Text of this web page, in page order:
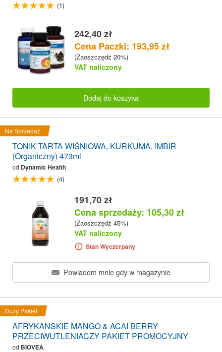
(1)
242,40 zł
Cena Paczki: 193,95 zł
(Zaoszczędź 20%)
VAT naliczony
Dodaj do koszyka
Na Sprzedaż
TONIK TARTA WIŚNIOWA, KURKUMA, IMBIR
(Organiczny) 473ml
od Dynamic Health
(4)
191,70 zł
Cena sprzedaży: 105,30 zł
(Zaoszczędź 45%)
VAT naliczony
Stan Wyczerpany
Powiadom mnie gdy w magazynie
Duży Pakiet
AFRYKANSKIE MANGO & ACAI BERRY
PRZECIWUTLENIACZY PAKIET PROMOCYJNY
od BIOVEA